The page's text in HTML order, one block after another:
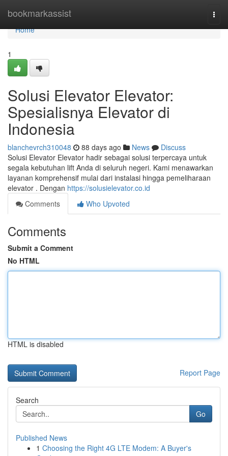
bookmarkassist
Home
Home
1
Solusi Elevator Elevator:
Spesialisnya Elevator di
Indonesia
blanchevrch310048 88 days ago News
Discuss
Solusi Elevator Elevator hadir sebagai solusi terpercaya untuk
segala kebutuhan lift Anda di seluruh negeri. Kami menawarkan
layanan komprehensif mulai dari instalasi hingga pemeliharaan
elevator . Dengan https://solusielevator.co.id
Comments
Who Upvoted
Comments
Submit a Comment
No HTML
HTML is disabled
Report Page
Search
Go
Published News
1 Choosing the Right 4G LTE Modem: A Buyer's